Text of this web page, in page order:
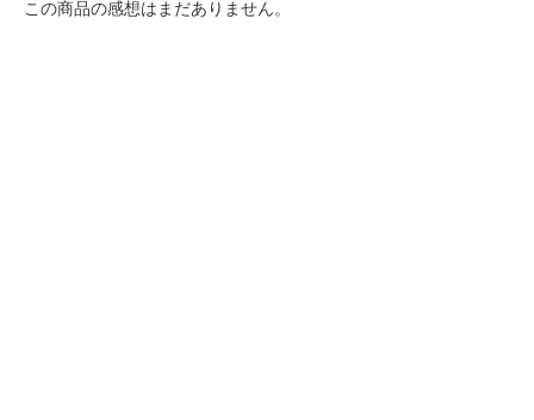
この商品の感想はまだありません。